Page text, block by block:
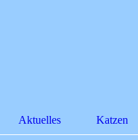
Aktuelles Katzen